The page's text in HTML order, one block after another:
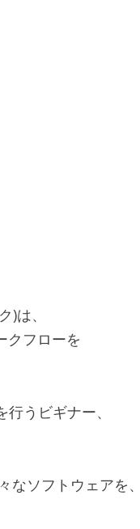
は、
クフローを
うビギナー、
ソフトウェアを、